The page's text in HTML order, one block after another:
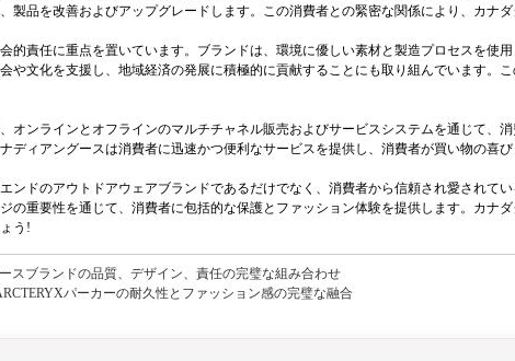
製品を改善およびアップグレードします。この消費者との緊密な関係により、カナ
的責任に重点を置いています。ブランドは、環境に優しい素材と製造プロセスを使
や文化を支援し、地域経済の発展に積極的に貢献することにも取り組んでいます
オンラインとオフラインのマルチチャネル販売およびサービスシステムを通じて
ディアングースは消費者に迅速かつ便利なサービスを提供し、消費者が買い物の喜び
ンドのアウトドアウェアブランドであるだけでなく、消費者から信頼され愛され
の重要性を通じて、消費者に包括的な保護とファッション体験を提供します。カ
う!
スブランドの品質、デザイン、責任の完璧な組み合わせ
パーカーの耐久性とファッション感の完璧な融合